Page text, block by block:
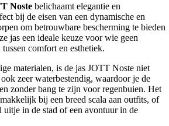
Noste belichaamt elegantie en
bij de eisen van een dynamische en
om betrouwbare bescherming te bieden
jas een ideale keuze voor wie geen
comfort en esthetiek.
materialen, is de jas JOTT Noste niet
zeer waterbestendig, waardoor je de
zonder bang te zijn voor regenbuien. Het
bij een breed scala aan outfits, of
uitje in de stad of een avontuur in de